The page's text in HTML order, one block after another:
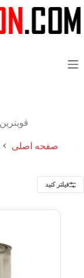
صفحه اصلی
فیلتر کنید